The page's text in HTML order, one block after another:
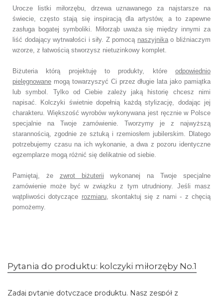
Urocze listki miłorzębu, drzewa uznawanego za najstarsze na
świecie, często stają się inspiracją dla artystów, a to zapewne
zasługa bogatej symboliki. Miłorząb uważa się między innymi za
liść dodający wytrwałości i siły. Z pomocą naszyjnikao bliźniaczym
wzorze, z łatwością stworzysz nietuzinkowy komplet.
Biżuteria którą projektuję to produkty, które odpowiednio
pielęgnowane mogą towarzyszyć Ci przez długie lata jako pamiątka
lub symbol. Tylko od Ciebie zależy jaką historię chcesz nimi
napisać.
Kolczyki świetnie dopełnią każdą stylizację, dodając jej
charakteru. Większość wyrobów wykonywana jest ręcznie w Polsce
specjalnie na Twoje zamówienie. Tworzymy je z najwyższą
starannością, zgodnie ze sztuką i rzemiosłem jubilerskim. Dlatego
potrzebujemy czasu na ich wykonanie, a dwa z pozoru identyczne
egzemplarze mogą różnić się delikatnie od siebie.
Pamiętaj, że zwrot biżuterii wykonanej na Twoje specjalne
zamówienie może być w związku z tym utrudniony. Jeśli masz
wątpliwości dotyczące rozmiaru,skontaktuj się z nami - z chęcią
pomożemy.
Pytania do produktu: kolczyki miłorzęby No.1
Zadaj pytanie dotyczące produktu. Nasz zespół z